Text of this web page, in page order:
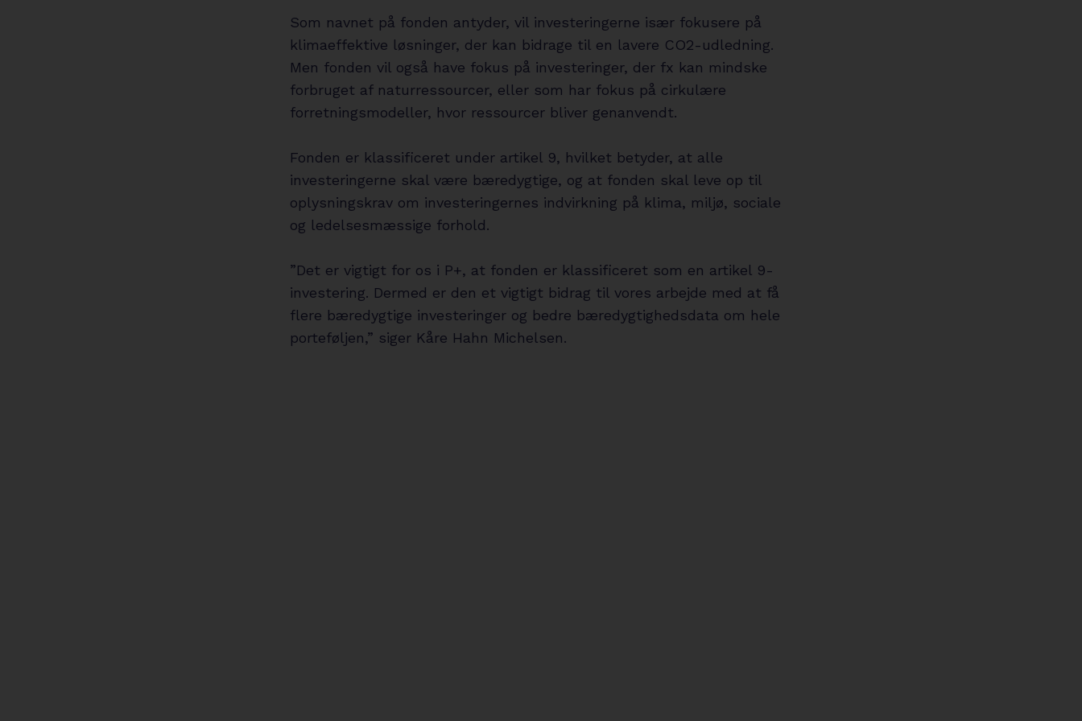
Som navnet på fonden antyder, vil investeringerne især fokusere på
klimaeffektive løsninger, der kan bidrage til en lavere CO2-udledning.
Men fonden vil også have fokus på investeringer, der fx kan mindske
forbruget af naturressourcer, eller som har fokus på cirkulære
forretningsmodeller, hvor ressourcer bliver genanvendt.
Fonden er klassificeret under artikel 9, hvilket betyder, at alle
investeringerne skal være bæredygtige, og at fonden skal leve op til
oplysningskrav om investeringernes indvirkning på klima, miljø, sociale
og ledelsesmæssige forhold.
”Det er vigtigt for os i P+, at fonden er klassificeret som en artikel 9-
investering. Dermed er den et vigtigt bidrag til vores arbejde med at få
flere bæredygtige investeringer og bedre bæredygtighedsdata om hele
porteføljen,” siger Kåre Hahn Michelsen.